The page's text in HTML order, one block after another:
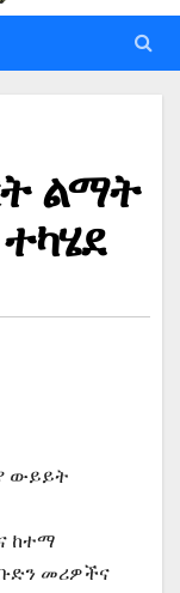
ልማት
ውይይት
ከተማ
መሪዎችና